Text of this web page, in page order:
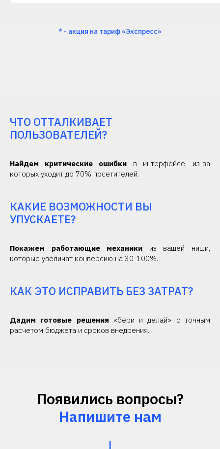
* - акция на тариф «Экспресс»
ЧТО ОТТАЛКИВАЕТ
ПОЛЬЗОВАТЕЛЕЙ?
Найдем критические ошибки в интерфейсе, из-за
которых уходит до 70% посетителей.
КАКИЕ ВОЗМОЖНОСТИ ВЫ
УПУСКАЕТЕ?
Покажем работающие механики из вашей ниши,
которые увеличат конверсию на 30-100%.
КАК ЭТО ИСПРАВИТЬ БЕЗ ЗАТРАТ?
Дадим готовые решения «бери и делай» с точным
расчетом бюджета и сроков внедрения.
Появились вопросы?
Напишите нам